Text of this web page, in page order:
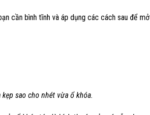
cần bình tĩnh và áp dụng các cách sau để mở
sao cho nhét vừa ổ khóa.